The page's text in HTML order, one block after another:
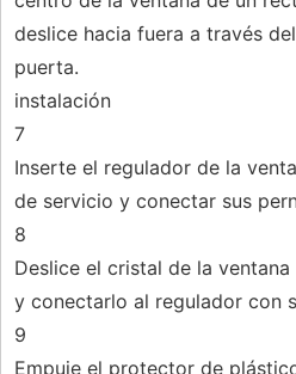
deslice hacia fuera a través
puerta.
instalación
7
Inserte el regulador de la
de servicio y conectar sus
8
Deslice el cristal de la
y conectarlo al regulador con
9
Empuje el protector de